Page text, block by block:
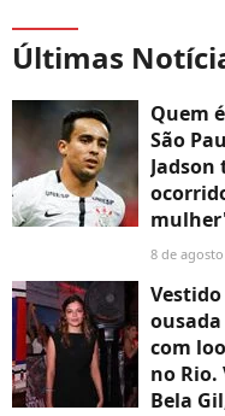
Últimas
Quem
São
Jadson
8 de
com
no Rio.
Bela